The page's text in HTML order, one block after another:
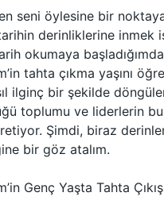
seni öylesine bir
tarihin derinliklerine
okumaya başladığımda
tahta çıkma yaşını
ilginç bir şekilde
toplumu ve liderlerin
Şimdi, biraz
bir göz atalım.
Genç Yaşta Tahta